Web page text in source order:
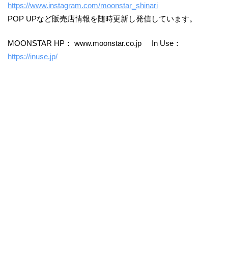
https://www.instagram.com/moonstar_shinari
POP UPなど販売店情報を随時更新し発信しています。
MOONSTAR HP： www.moonstar.co.jp In Use：
https://inuse.jp/